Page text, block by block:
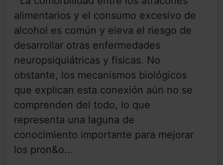
alimentarios y el consumo excesivo de
alcohol es común y eleva el riesgo de
desarrollar otras enfermedades
neuropsiquiátricas y físicas. No
obstante, los mecanismos biológicos
que explican esta conexión aún no se
comprenden del todo, lo que
representa una laguna de
conocimiento importante para mejorar
los pron&o...